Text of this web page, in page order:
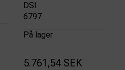
DSI
6797
På lager
5.761,54 SEK